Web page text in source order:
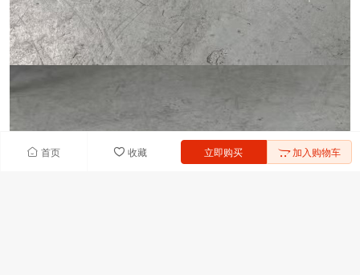
首页 收藏 立即购买 加入购物车